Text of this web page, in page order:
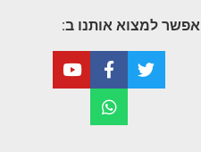
אפשר למצוא אותנו ב: